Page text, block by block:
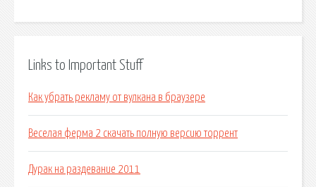
Links to Important Stuff
Как убрать рекламу от вулкана в браузере
Веселая ферма 2 скачать полную версию торрент
Дурак на раздевание 2011